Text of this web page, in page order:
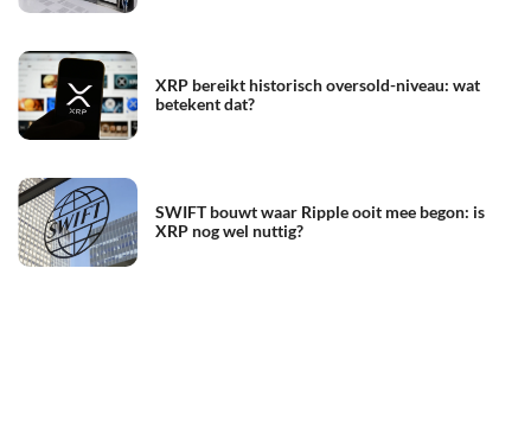
XRP bereikt historisch oversold-niveau: wat
betekent dat?
SWIFT bouwt waar Ripple ooit mee begon: is
XRP nog wel nuttig?